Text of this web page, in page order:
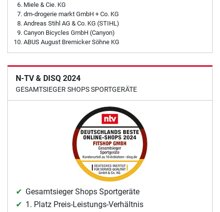
Miele & Cie. KG
dm-drogerie markt GmbH + Co. KG
Andreas Stihl AG & Co. KG (STIHL)
Canyon Bicycles GmbH (Canyon)
ABUS August Bremicker Söhne KG
N-TV & DISQ 2024
GESAMTSIEGER SHOPS SPORTGERÄTE
Gesamtsieger Shops Sportgeräte
1. Platz Preis-Leistungs-Verhältnis